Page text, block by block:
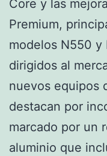
Core y las
Premium,
modelos N550
dirigidos al
nuevos equipos
destacan por
marcado por un
aluminio que